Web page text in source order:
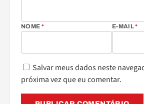
NOME * E-MAIL*
Salvar meus dados neste
próxima vez que eu comentar.